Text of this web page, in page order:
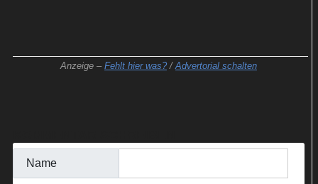
Anzeige – Fehlt hier was? /Advertorial schalten
Name